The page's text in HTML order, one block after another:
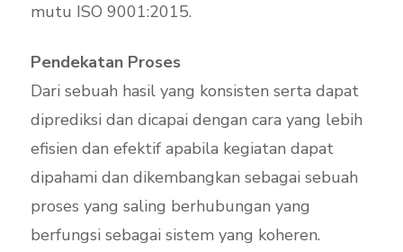
mutu ISO 9001:2015.
Pendekatan Proses
Dari sebuah hasil yang konsisten serta dapat
diprediksi dan dicapai dengan cara yang lebih
efisien dan efektif apabila kegiatan dapat
dipahami dan dikembangkan sebagai sebuah
proses yang saling berhubungan yang
berfungsi sebagai sistem yang koheren.